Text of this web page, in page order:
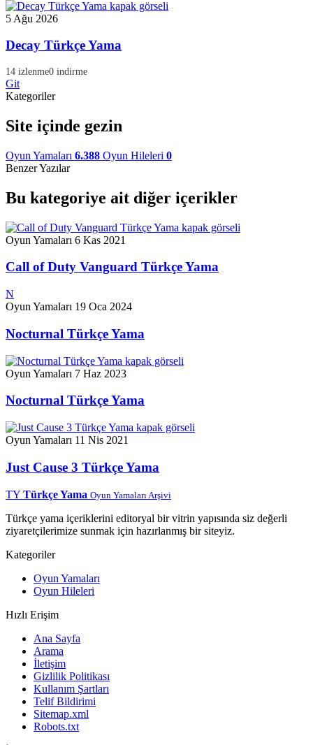
5 Ağu 2026
Decay Türkçe Yama
14 izlenme0 indirme
Git
Kategoriler
Site içinde gezin
Oyun Yamaları 6.388 Oyun Hileleri 0
Benzer Yazılar
Bu kategoriye ait diğer içerikler
Oyun Yamaları 6 Kas 2021
Call of Duty Vanguard Türkçe Yama
N
Oyun Yamaları 19 Oca 2024
Nocturnal Türkçe Yama
Oyun Yamaları 7 Haz 2023
Nocturnal Türkçe Yama
Oyun Yamaları 11 Nis 2021
Just Cause 3 Türkçe Yama
TY Türkçe Yama Oyun Yamaları Arşivi
Türkçe yama içeriklerini editoryal bir vitrin yapısında siz değerli
ziyaretçilerimize sunmak için hazırlanmış bir siteyiz.
Kategoriler
Oyun Yamaları
Oyun Hileleri
Hızlı Erişim
Ana Sayfa
Arama
İletişim
Gizlilik Politikası
Kullanım Şartları
Telif Bildirimi
Sitemap.xml
Robots.txt